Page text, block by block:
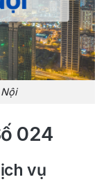
024
vụ